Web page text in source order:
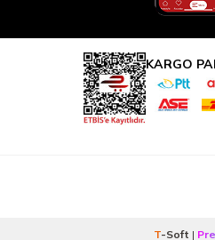
KARGO
T-Soft |